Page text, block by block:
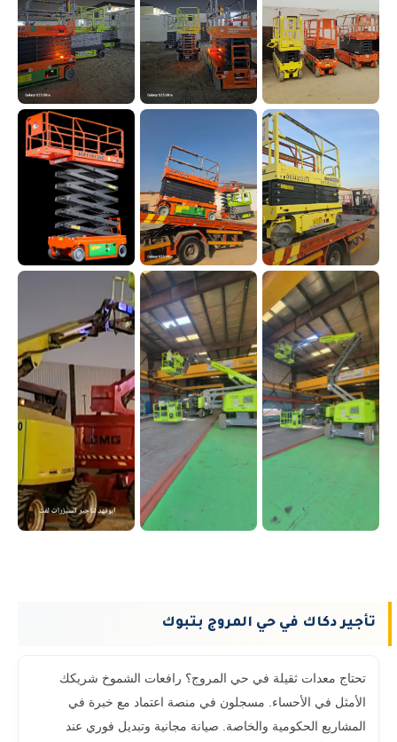
تأجير دكاك في حي المروج بتبوك
تحتاج معدات ثقيلة في حي المروج؟ رافعات الشموخ شريكك
الأمثل في الأحساء. مسجلون في منصة اعتماد مع خبرة في
المشاريع الحكومية والخاصة. صيانة مجانية وتبديل فوري عند